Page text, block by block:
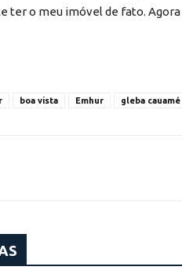
ter o meu imóvel de fato.
boa vista Emhur gleba cauamé